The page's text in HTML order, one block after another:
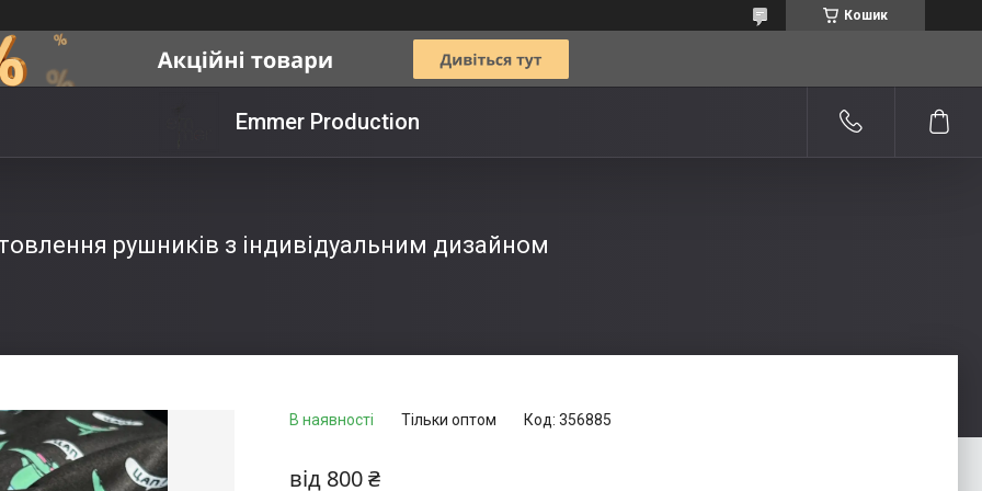
Кошик
Emmer Production
рушників з індивідуальним дизайном
В наявності Тільки оптом Код: 356885
від 800 ₴